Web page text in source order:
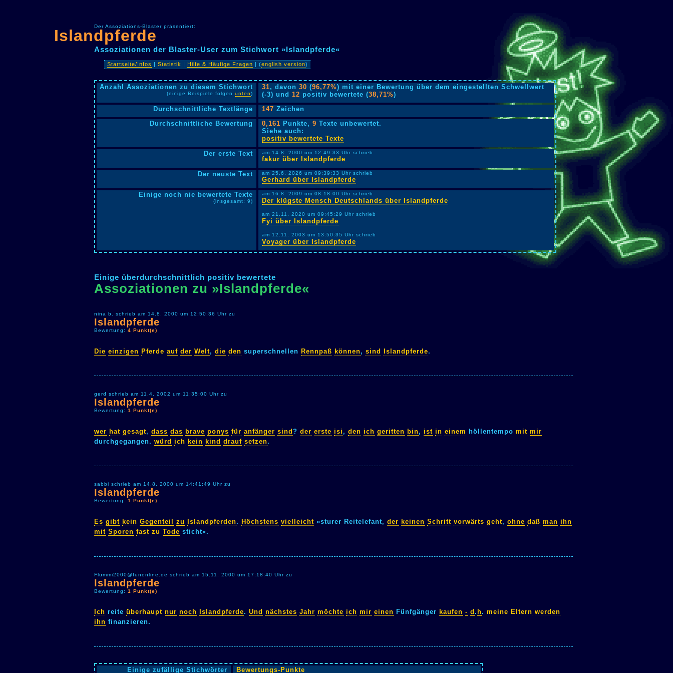
Der Assoziations-Blaster präsentiert:
Islandpferde
Assoziationen der Blaster-User zum Stichwort »Islandpferde«
Startseite/Infos Statistik Hilfe & Häufige Fragen | (english version)
Anzahl Assoziationen zu diesem Stichwort
(einige Beispiele folgen unten)
31, davon30 (96,77%) mit einer Bewertung über dem eingestellten Schwellwert
(-3) und12 positiv bewertete (38,71%)
Durchschnittliche Textlänge
147 Zeichen
Durchschnittliche Bewertung
0,161 Punkte,9 Texte unbewertet.
Siehe auch:
positiv bewertete Texte
Der erste Text
am 14.8. 2000 um 12:49:33 Uhr schrieb
fakur über Islandpferde
Der neuste Text
am 25.6. 2026 um 09:39:33 Uhr schrieb
Gerhard über Islandpferde
Einige noch nie bewertete Texte
(insgesamt: 9)
am 16.8. 2009 um 08:18:00 Uhr schrieb
Der klügste Mensch Deutschlands über Islandpferde
am 21.11. 2020 um 09:45:29 Uhr schrieb
Fyi über Islandpferde
am 12.11. 2003 um 13:50:35 Uhr schrieb
Voyager über Islandpferde
Einige überdurchschnittlich positiv bewertete
Assoziationen zu »Islandpferde«
nina b. schrieb am 14.8. 2000 um 12:50:36 Uhr zu
Islandpferde
Bewertung: 4 Punkt(e)
Die einzigen Pferde auf der Welt, die den superschnellen Rennpaß können, sind Islandpferde.
gerd schrieb am 11.4. 2002 um 11:35:00 Uhr zu
Islandpferde
Bewertung: 1 Punkt(e)
wer hat gesagt, dass das brave ponys für anfänger sind ? der erste isi , den ich geritten bin, ist in einem höllentempo mit mir
durchgegangen. würd ich kein kind drauf setzen.
sabbi schrieb am 14.8. 2000 um 14:41:49 Uhr zu
Islandpferde
Bewertung: 1 Punkt(e)
Es gibt kein Gegenteil zu Islandpferden. Höchstens vielleicht »sturer Reitelefant, der keinen Schritt vorwärts geht, ohne daß man ihn
mit Sporen fast zu Tode sticht«.
Flummi2000@funonline.de schrieb am 15.11. 2000 um 17:18:40 Uhr zu
Islandpferde
Bewertung: 1 Punkt(e)
Ich reite überhaupt nur noch Islandpferde. Und nächstes Jahr möchte ich mir einen Fünfgänger kaufen - d . h. meine Eltern werden
ihn finanzieren.
Einige zufällige Stichwörter Bewertungs-Punkte